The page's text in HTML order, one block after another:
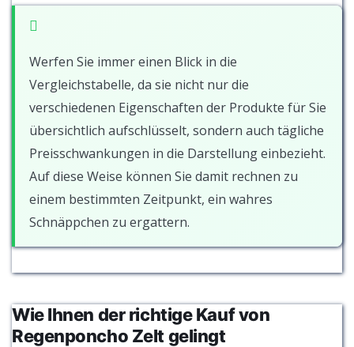
Werfen Sie immer einen Blick in die
Vergleichstabelle, da sie nicht nur die
verschiedenen Eigenschaften der Produkte für Sie
übersichtlich aufschlüsselt, sondern auch tägliche
Preisschwankungen in die Darstellung einbezieht.
Auf diese Weise können Sie damit rechnen zu
einem bestimmten Zeitpunkt, ein wahres
Schnäppchen zu ergattern.
Wie Ihnen der richtige Kauf von
Regenponcho Zelt gelingt